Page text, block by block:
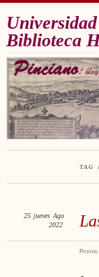
Biblioteca
TAG
25 jueves Ago
2022
Posted